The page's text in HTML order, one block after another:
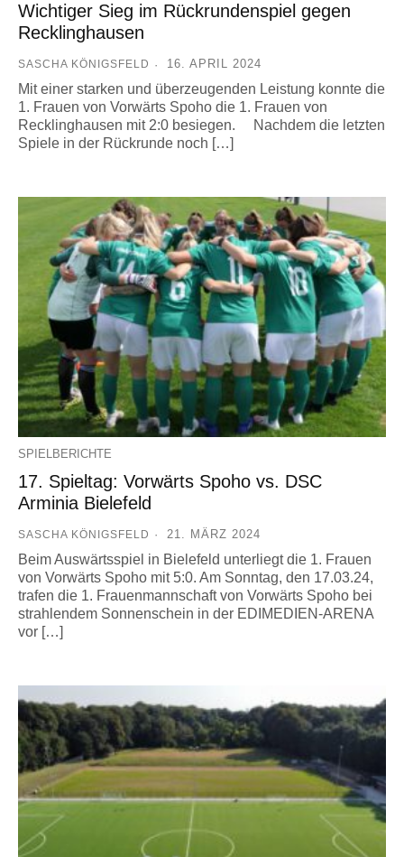
Wichtiger Sieg im Rückrundenspiel gegen
Recklinghausen
SASCHA KÖNIGSFELD 16. APRIL 2024
Mit einer starken und überzeugenden Leistung konnte die
1. Frauen von Vorwärts Spoho die 1. Frauen von
Recklinghausen mit 2:0 besiegen. Nachdem die letzten
Spiele in der Rückrunde noch […]
SPIELBERICHTE
17. Spieltag: Vorwärts Spoho vs. DSC
Arminia Bielefeld
SASCHA KÖNIGSFELD 21. MÄRZ 2024
Beim Auswärtsspiel in Bielefeld unterliegt die 1. Frauen
von Vorwärts Spoho mit 5:0. Am Sonntag, den 17.03.24,
trafen die 1. Frauenmannschaft von Vorwärts Spoho bei
strahlendem Sonnenschein in der EDIMEDIEN-ARENA
vor […]